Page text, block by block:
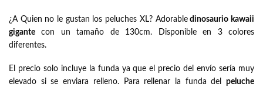
¿A Quien no le gustan los peluches XL? Adorabledinosaurio kawaii
gigante con un tamaño de 130cm. Disponible en 3 colores
diferentes.
El precio solo incluye la funda ya que el precio del envío sería muy
elevado si se enviara relleno. Para rellenar la funda del peluche